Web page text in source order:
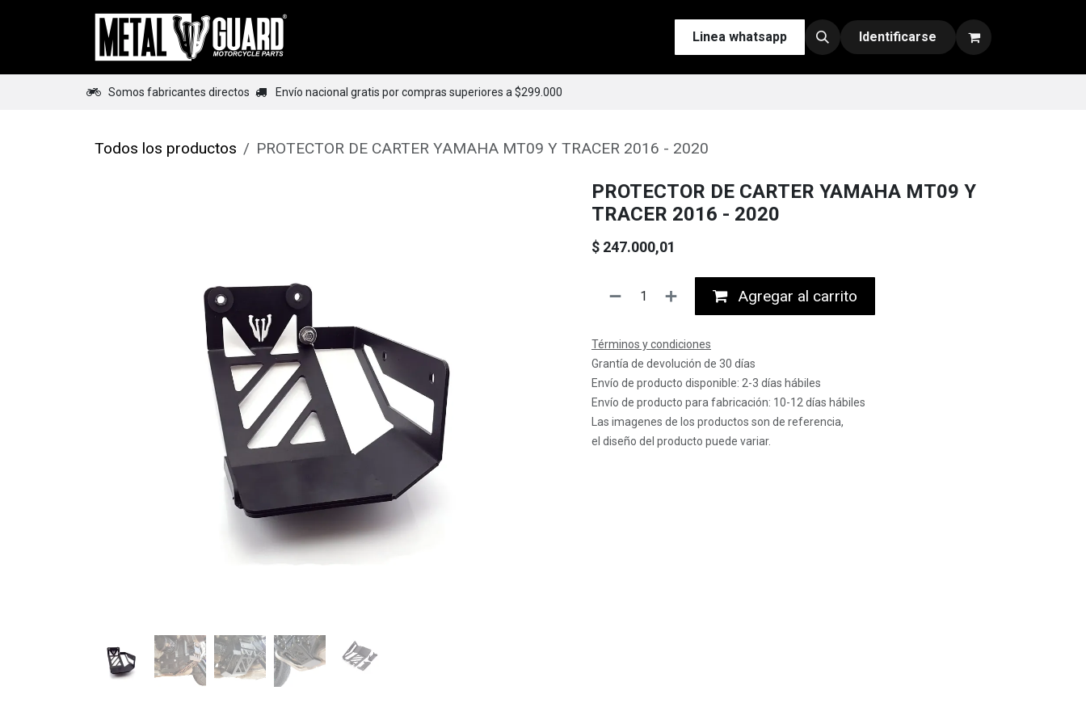
Ir al contenido
Esenciales Contáctenos Nuestras Redes y Canales de Venta
Linea whatsapp Identificarse
Somos fabricantes directos Envío nacional gratis por compras superiores a $299.000
Todos los productos PROTECTOR DE CARTER YAMAHA MT09 Y TRACER 2016 - 2020
PROTECTOR DE CARTER YAMAHA MT09 Y
TRACER 2016 - 2020
$ 247.000,01
Agregar al carrito
Términos y condiciones
Grantía de devolución de 30 días
Envío de producto disponible: 2-3 días hábiles
Envío de producto para fabricación: 10-12 días hábiles
Las imagenes de los productos son de referencia,
el diseño del producto puede variar.